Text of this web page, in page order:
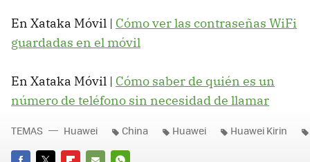
En Xataka Móvil | Cómo ver las contraseñas WiFi
guardadas en el móvil
En Xataka Móvil | Cómo saber de quién es un
número de teléfono sin necesidad de llamar
TEMAS Huawei China Huawei Huawei Kirin